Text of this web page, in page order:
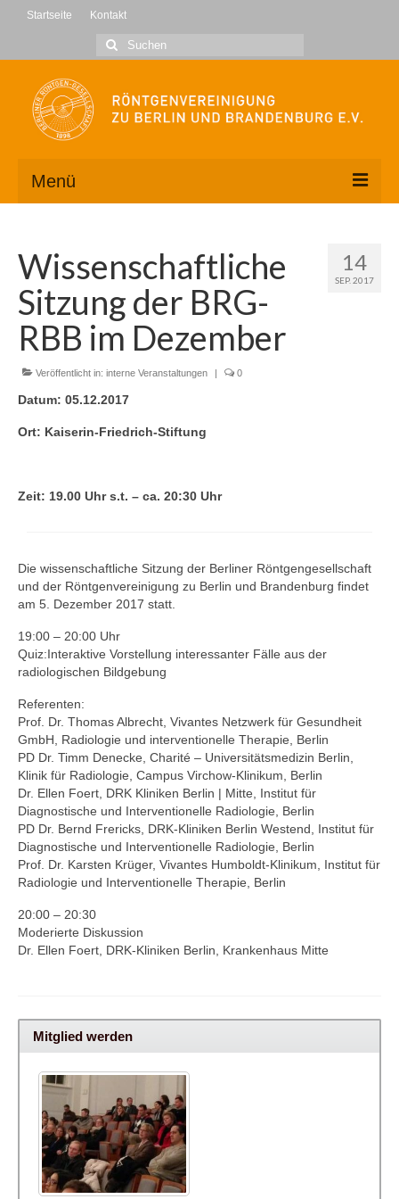
Startseite Kontakt
Suche
nach:
Menü
Kontakt
Geschäftsstelle
Vorstand
Mitglied werden
Externe Veranstaltungen
Gustav-Bucky-Preis
Sponsoren
14
SEP. 2017
Wissenschaftliche
Sitzung der BRG-
RBB im Dezember
Veröffentlicht in: interne Veranstaltungen | 0
Datum: 05.12.2017
Ort: Kaiserin-Friedrich-Stiftung
Zeit: 19.00 Uhr s.t. – ca. 20:30 Uhr
Die wissenschaftliche Sitzung der Berliner Röntgengesellschaft
und der Röntgenvereinigung zu Berlin und Brandenburg findet
am 5. Dezember 2017 statt.
19:00 – 20:00 Uhr
Quiz:Interaktive Vorstellung interessanter Fälle aus der
radiologischen Bildgebung
Referenten:
Prof. Dr. Thomas Albrecht, Vivantes Netzwerk für Gesundheit
GmbH, Radiologie und interventionelle Therapie, Berlin
PD Dr. Timm Denecke, Charité – Universitätsmedizin Berlin,
Klinik für Radiologie, Campus Virchow-Klinikum, Berlin
Dr. Ellen Foert, DRK Kliniken Berlin | Mitte, Institut für
Diagnostische und Interventionelle Radiologie, Berlin
PD Dr. Bernd Frericks, DRK-Kliniken Berlin Westend, Institut für
Diagnostische und Interventionelle Radiologie, Berlin
Prof. Dr. Karsten Krüger, Vivantes Humboldt-Klinikum, Institut für
Radiologie und Interventionelle Therapie, Berlin
20:00 – 20:30
Moderierte Diskussion
Dr. Ellen Foert, DRK-Kliniken Berlin, Krankenhaus Mitte
Mitglied werden